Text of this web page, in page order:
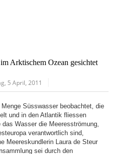
Arktischem Ozean gesichtet
5 April, 2011
Süsswasser beobachtet, die
und in den Atlantik fliessen
Wasser die Meeresströmung,
verantwortlich sind,
Meereskundlerin Laura de Steur
sei durch den